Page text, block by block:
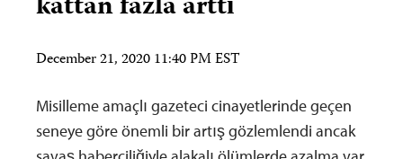
December 21, 2020 11:40 PM EST
Misilleme amaçlı gazeteci cinayetlerinde geçen
seneye göre önemli bir artış gözlemlendi ancak